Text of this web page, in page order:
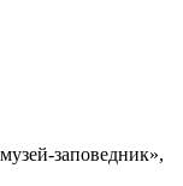
заповедник»,